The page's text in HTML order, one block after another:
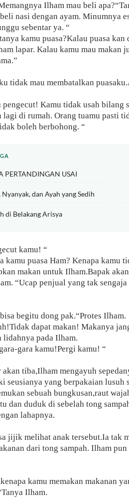
Ilham mau beli
nasi dengan ayam. Minumnya
sebentar ya. “
kamu puasa?Kalau puasa
lapar. Kalau kamu mau makan
tidak mau membatalkan
pengecut! Kamu tidak usah bilang
lagi di rumah. Orang tuamu pasti
boleh berbohong. “
PERTANDINGAN USAI
Nyanyak, dan Ayah yang Sedih
di Belakang Arisya
kamu! “
kamu puasa Ham? Kenapa kamu
makan untuk Ilham.Bapak
“Ucap penjual yang tak
begitu dong pak.“Protes Ilham.
dapat makan! Makanya
lidahnya pada Ilham.
gara kamu!Pergi kamu! “
akan tiba,Ilham mengayuh
seusianya yang berpakaian lusuh
sebuah bungkusan,raut
dan duduk di sebelah tong
lahapnya.
jijik melihat anak tersebut.Ia tak
dari tong sampah. Ilham
kamu memakan makanan
Ilham.